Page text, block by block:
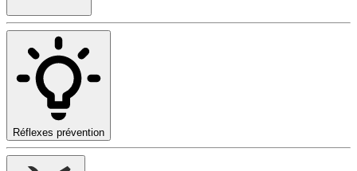
Réflexes prévention